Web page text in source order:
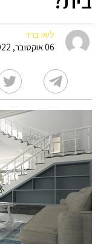
ליאו ברד
06 אוקטובר, 2022 08:27